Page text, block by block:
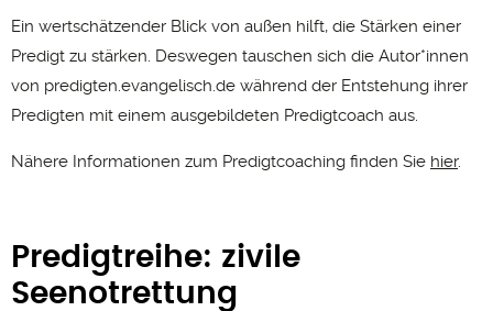
Ein wertschätzender Blick von außen hilft, die Stärken einer
Predigt zu stärken. Deswegen tauschen sich die Autor*innen
von predigten.evangelisch.de während der Entstehung ihrer
Predigten mit einem ausgebildeten Predigtcoach aus.
Nähere Informationen zum Predigtcoaching finden Sie hier.
Predigtreihe: zivile
Seenotrettung